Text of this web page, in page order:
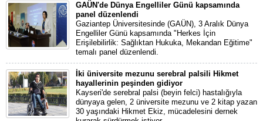
GAÜN'de Dünya Engelliler Günü kapsamında
panel düzenlendi
Gaziantep Üniversitesinde (GAÜN), 3 Aralık Dünya
Engelliler Günü kapsamında "Herkes İçin
Erişilebilirlik: Sağlıktan Hukuka, Mekandan Eğitime"
temalı panel düzenlendi.
İki üniversite mezunu serebral palsili Hikmet
hayallerinin peşinden gidiyor
Kayseri'de serebral palsi (beyin felci) hastalığıyla
dünyaya gelen, 2 üniversite mezunu ve 2 kitap yazan
30 yaşındaki Hikmet Ekiz, mücadelesini dernek